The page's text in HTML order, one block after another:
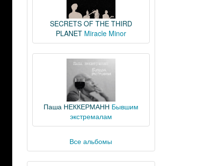
SECRETS OF THE THIRD
PLANET Miracle Minor
Паша НЕККЕРМАНН Бывшим
экстремалам
Все альбомы